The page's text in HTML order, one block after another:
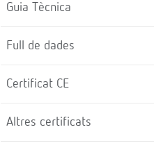
Guia Tècnica
Full de dades
Certificat CE
Altres certificats